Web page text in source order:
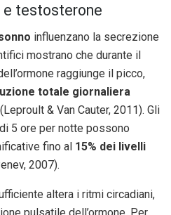
e testosterone
influenzano la secrezione
mostrano che durante il
raggiunge il picco,
totale giornaliera
& Van Cauter, 2011). Gli
5 ore per notte possono
fino al 15% dei livelli
2007).
altera i ritmi circadiani,